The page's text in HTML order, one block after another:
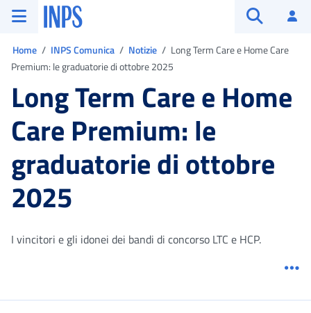
Vai al menu principale
Vai al contenuto principale
Vai al pie' di pagina
INPS ()
Home INPS Comunica Notizie
Long Term Care e Home Care
Premium: le graduatorie di ottobre 2025
Long Term Care e Home
Care Premium: le
graduatorie di ottobre
2025
I vincitori e gli idonei dei bandi di concorso LTC e HCP.